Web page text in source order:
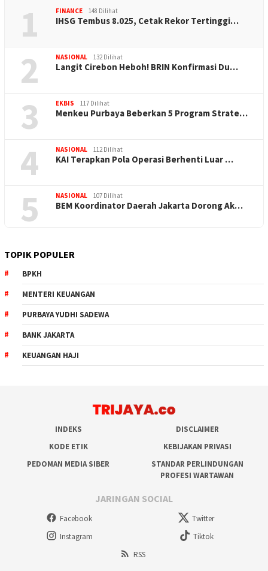
1 FINANCE 148 Dilihat
IHSG Tembus 8.025, Cetak Rekor Tertinggi…
2 NASIONAL 132 Dilihat
Langit Cirebon Heboh! BRIN Konfirmasi Du…
3 EKBIS 117 Dilihat
Menkeu Purbaya Beberkan 5 Program Strate…
4 NASIONAL 112 Dilihat
KAI Terapkan Pola Operasi Berhenti Luar …
5 NASIONAL 107 Dilihat
BEM Koordinator Daerah Jakarta Dorong Ak…
TOPIK POPULER
BPKH
MENTERI KEUANGAN
PURBAYA YUDHI SADEWA
BANK JAKARTA
KEUANGAN HAJI
INDEKS
DISCLAIMER
KODE ETIK
KEBIJAKAN PRIVASI
PEDOMAN MEDIA SIBER
STANDAR PERLINDUNGAN
PROFESI WARTAWAN
JARINGAN SOCIAL
Facebook
Twitter
Instagram
Tiktok
RSS